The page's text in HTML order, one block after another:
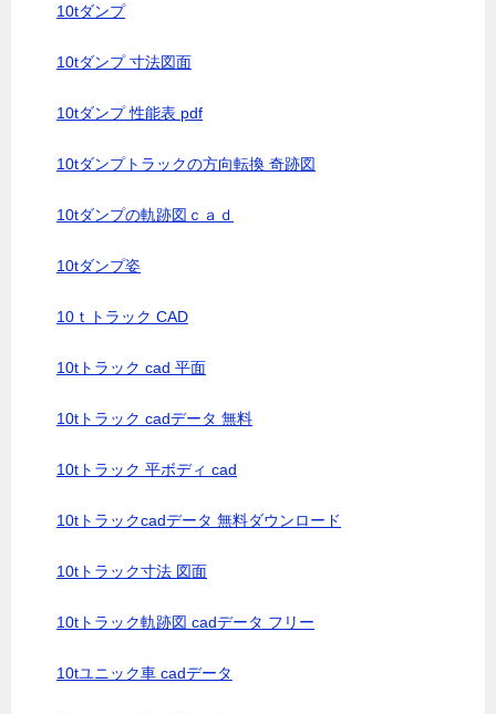
10tダンプ
10tダンプ 寸法図面
10tダンプ 性能表 pdf
10tダンプトラックの方向転換 奇跡図
10tダンプの軌跡図ｃａｄ
10tダンプ姿
10ｔトラック CAD
10tトラック cad 平面
10tトラック cadデータ 無料
10tトラック 平ボディ cad
10tトラックcadデータ 無料ダウンロード
10tトラック寸法 図面
10tトラック軌跡図 cadデータ フリー
10tユニック車 cadデータ